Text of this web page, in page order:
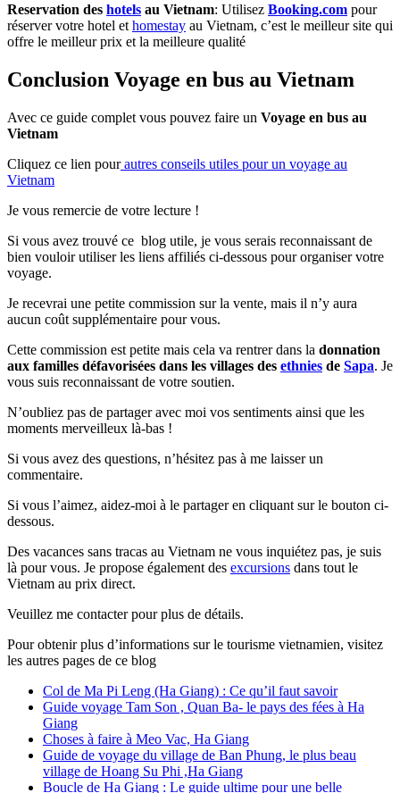
Reservation des hotels au Vietnam: Utilisez Booking.com pour
réserver votre hotel et homestay au Vietnam, c’est le meilleur site qui
offre le meilleur prix et la meilleure qualité
Conclusion Voyage en bus au Vietnam
Avec ce guide complet vous pouvez faire un Voyage en bus au
Vietnam
Cliquez ce lien pourautres conseils utiles pour un voyage au
Vietnam
Je vous remercie de votre lecture !
Si vous avez trouvé ce blog utile, je vous serais reconnaissant de
bien vouloir utiliser les liens affiliés ci-dessous pour organiser votre
voyage.
Je recevrai une petite commission sur la vente, mais il n’y aura
aucun coût supplémentaire pour vous.
Cette commission est petite mais cela va rentrer dans la donnation
aux familles défavorisées dans les villages des ethnies de Sapa. Je
vous suis reconnaissant de votre soutien.
N’oubliez pas de partager avec moi vos sentiments ainsi que les
moments merveilleux là-bas !
Si vous avez des questions, n’hésitez pas à me laisser un
commentaire.
Si vous l’aimez, aidez-moi à le partager en cliquant sur le bouton ci-
dessous.
Des vacances sans tracas au Vietnam ne vous inquiétez pas, je suis
là pour vous. Je propose également des excursions dans tout le
Vietnam au prix direct.
Veuillez me contacter pour plus de détails.
Pour obtenir plus d’informations sur le tourisme vietnamien, visitez
les autres pages de ce blog
Col de Ma Pi Leng (Ha Giang) : Ce qu’il faut savoir
Guide voyage Tam Son , Quan Ba- le pays des fées à Ha
Giang
Choses à faire à Meo Vac, Ha Giang
Guide de voyage du village de Ban Phung, le plus beau
village de Hoang Su Phi ,Ha Giang
Boucle de Ha Giang : Le guide ultime pour une belle